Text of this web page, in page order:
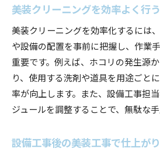
美装クリーニングを効率よく行
美装クリーニングを効率化するには
や設備の配置を事前に把握し、作業
重要です。例えば、ホコリの発生源
り、使用する洗剤や道具を用途ごと
率が向上します。また、設備工事担
ジュールを調整することで、無駄な手
設備工事後の美装工事で仕上が